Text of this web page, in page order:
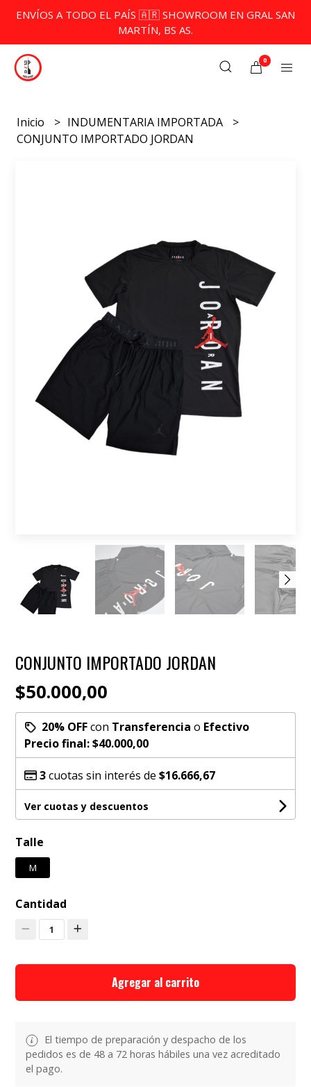
ENVÍOS A TODO EL PAÍS 🇦🇷 SHOWROOM EN GRAL SAN
MARTÍN, BS AS.
0
Inicio
INDUMENTARIA IMPORTADA
CONJUNTO IMPORTADO JORDAN
CONJUNTO IMPORTADO JORDAN
$50.000,00
20% OFFcon Transferencia o Efectivo
Precio final:$40.000,00
3cuotas sin interés de$16.666,67
Ver cuotas y descuentos
Talle
M
Cantidad
1
Agregar al carrito
El tiempo de preparación y despacho de los
pedidos es de 48 a 72 horas hábiles una vez acreditado
el pago.